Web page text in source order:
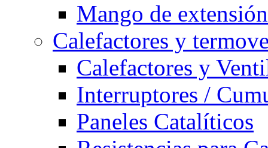
Mango de
Calefactores y
Calefactores y
Interruptores /
Paneles Catalíticos